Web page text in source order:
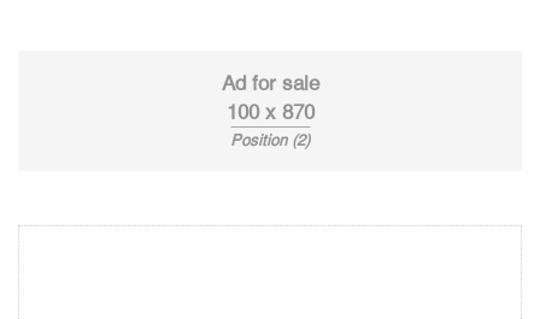
Ad for sale
100 x 870
Position (2)